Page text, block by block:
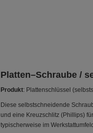
Platten–Schraube /
Produkt: Plattenschlüssel
Diese selbstschneidende
und eine Kreuzschlitz (Phillips)
typischerweise im